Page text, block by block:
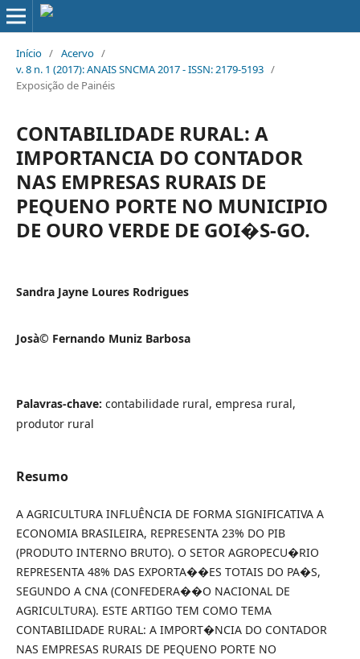
Início / Acervo /
v. 8 n. 1 (2017): ANAIS SNCMA 2017 - ISSN: 2179-5193 /
Exposição de Painéis
CONTABILIDADE RURAL: A
IMPORTANCIA DO CONTADOR
NAS EMPRESAS RURAIS DE
PEQUENO PORTE NO MUNICIPIO
DE OURO VERDE DE GOI�S-GO.
Sandra Jayne Loures Rodrigues
Josà© Fernando Muniz Barbosa
Palavras-chave: contabilidade rural, empresa rural,
produtor rural
Resumo
A AGRICULTURA INFLUÊNCIA DE FORMA SIGNIFICATIVA A
ECONOMIA BRASILEIRA, REPRESENTA 23% DO PIB
(PRODUTO INTERNO BRUTO). O SETOR AGROPECU�RIO
REPRESENTA 48% DAS EXPORTA��ES TOTAIS DO PA�S,
SEGUNDO A CNA (CONFEDERA��O NACIONAL DE
AGRICULTURA). ESTE ARTIGO TEM COMO TEMA
CONTABILIDADE RURAL: A IMPORT�NCIA DO CONTADOR
NAS EMPRESAS RURAIS DE PEQUENO PORTE NO